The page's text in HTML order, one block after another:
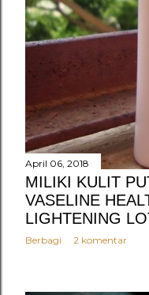
April 06, 2018
MILIKI KULIT
VASELINE
LIGHTENING
Berbagi 2 komentar